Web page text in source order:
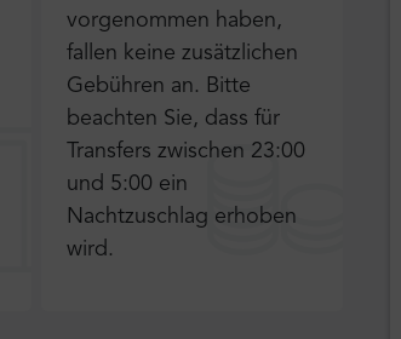
vorgenommen haben,
fallen keine zusätzlichen
Gebühren an. Bitte
beachten Sie, dass für
Transfers zwischen 23:00
und 5:00 ein
Nachtzuschlag erhoben
wird.